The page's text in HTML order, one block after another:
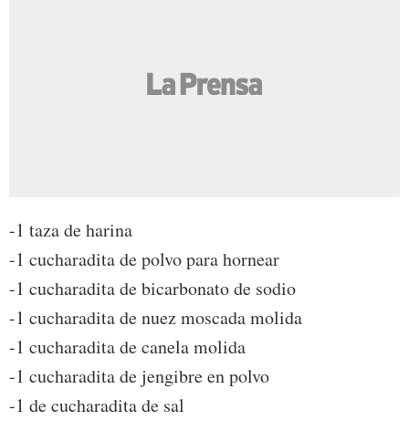
-1 taza de harina
-1 cucharadita de polvo para hornear
-1 cucharadita de bicarbonato de sodio
-1 cucharadita de nuez moscada molida
-1 cucharadita de canela molida
-1 cucharadita de jengibre en polvo
-1 de cucharadita de sal